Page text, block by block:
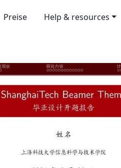
Preise Help & resources